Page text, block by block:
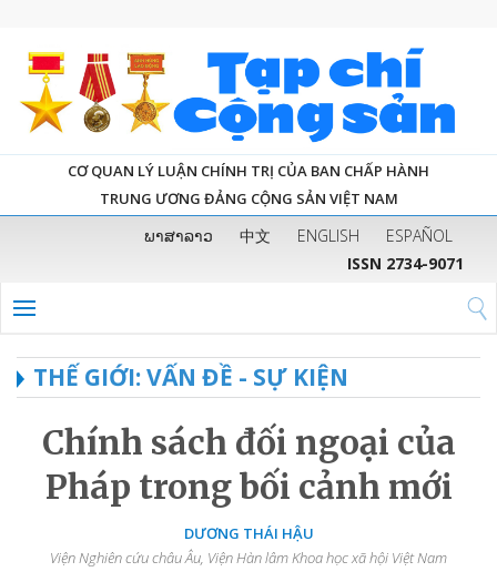
CƠ QUAN LÝ LUẬN CHÍNH TRỊ CỦA BAN CHẤP HÀNH
TRUNG ƯƠNG ĐẢNG CỘNG SẢN VIỆT NAM
ພາສາລາວ 中文 ENGLISH
ESPAÑOL
ISSN 2734-9071
THẾ GIỚI: VẤN ĐỀ - SỰ KIỆN
Chính sách đối ngoại của
Pháp trong bối cảnh mới
DƯƠNG THÁI HẬU
Viện Nghiên cứu châu Âu, Viện Hàn lâm Khoa học xã hội Việt Nam